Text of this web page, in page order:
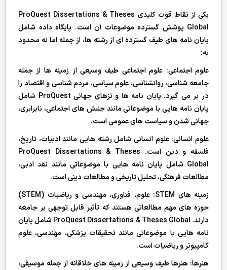
یکی از نقاط قوت کلیدی ProQuest Dissertations & Theses
Global پوشش گسترده موضوعات آن است. پایگاه داده شامل
پایان نامه های طیف گسترده ای از رشته ها، از جمله اما نه محدود
به:
علوم اجتماعی: علوم اجتماعی طیف وسیعی از زمینه ها از جمله
جامعه شناسی، روانشناسی، علوم سیاسی، مردم شناسی و اقتصاد را
در بر می گیرد. پایان نامه ها و تزهای جهانی ProQuest شامل
پایان نامه هایی با موضوعاتی مانند جنبش های اجتماعی، نابرابری،
جهانی شدن و سیاست های عمومی است.
علوم انسانی: علوم انسانی شامل رشته هایی مانند ادبیات، تاریخ،
فلسفه و دین است. ProQuest Dissertations & Theses
Global شامل پایان نامه هایی با موضوعاتی مانند نقد ادبی،
مطالعات فرهنگی، تحلیل تاریخی و مطالعات دینی است.
زمینه های STEM: علوم، فناوری، مهندسی و ریاضیات (STEM)
حوزه های مهم مطالعاتی هستند که تأثیر قابل توجهی بر جامعه
دارند. ProQuest Dissertations & Theses Global شامل پایان
نامه هایی با موضوعاتی مانند تحقیقات پزشکی، مهندسی، علوم
کامپیوتر و ریاضیات است.
هنرها: هنرها طیف وسیعی از زمینه های خلاقانه از جمله موسیقی،